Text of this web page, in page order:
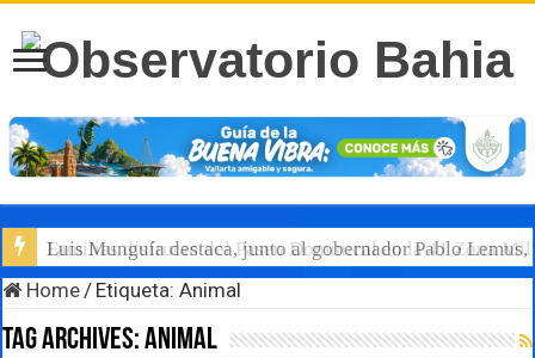
Luis Munguía destaca, junto al gobernador Pablo
Home / Etiqueta:Animal
Tag Archives:Animal